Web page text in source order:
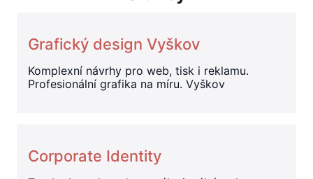
Grafický design Vyškov
Komplexní návrhy pro web, tisk i reklamu.
Profesionální grafika na míru. Vyškov
Corporate Identity